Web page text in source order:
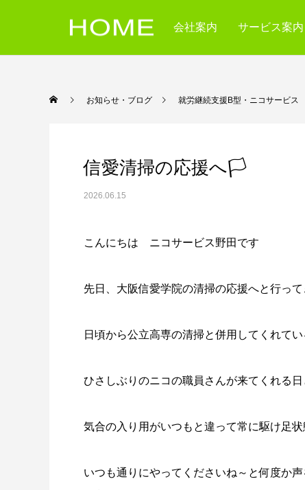
会社案内 サービス案内
お知らせ・ブログ 就労継続支援B型・ニコ
信愛清掃の応援へ🏳
2026.06.15
こんにちは ニコサービス野田です
先日、大阪信愛学院の清掃の応援へと行って
日頃から公立高専の清掃と併用してくれてい
ひさしぶりのニコの職員さんが来てくれる日
気合の入り用がいつもと違って常に駆け足状
いつも通りにやってくださいね～と何度か